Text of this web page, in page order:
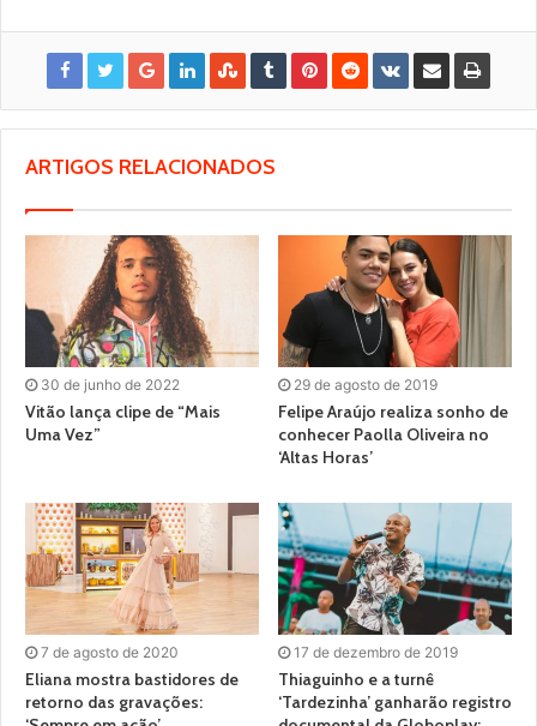
ARTIGOS RELACIONADOS
30 de junho de 2022
Vitão lança clipe de “Mais
Uma Vez”
29 de agosto de 2019
Felipe Araújo realiza sonho de
conhecer Paolla Oliveira no
‘Altas Horas’
7 de agosto de 2020
Eliana mostra bastidores de
retorno das gravações:
17 de dezembro de 2019
Thiaguinho e a turnê
‘Tardezinha’ ganharão registro